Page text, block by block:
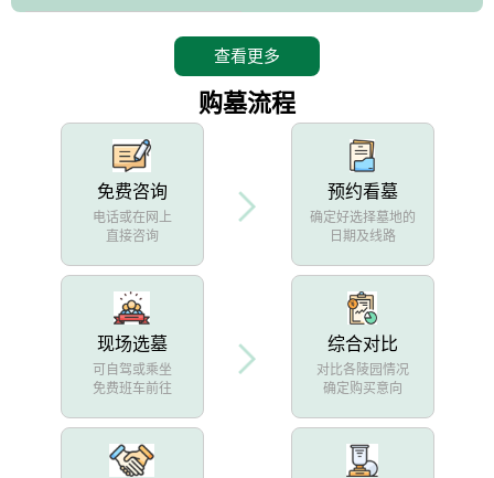
查看更多
购墓流程
免费咨询
电话或在网上
直接咨询
预约看墓
确定好选择墓地的
日期及线路
现场选墓
可自驾或乘坐
免费班车前往
综合对比
对比各陵园情况
确定购买意向